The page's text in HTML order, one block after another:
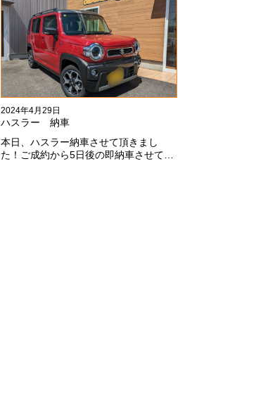
2024年4月29日
ハスラー 納車
本日、ハスラー納車させて頂きまし
た！ご成約から5日後の即納車させて頂